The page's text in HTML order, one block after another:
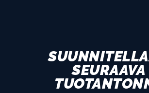
SEURAAVA